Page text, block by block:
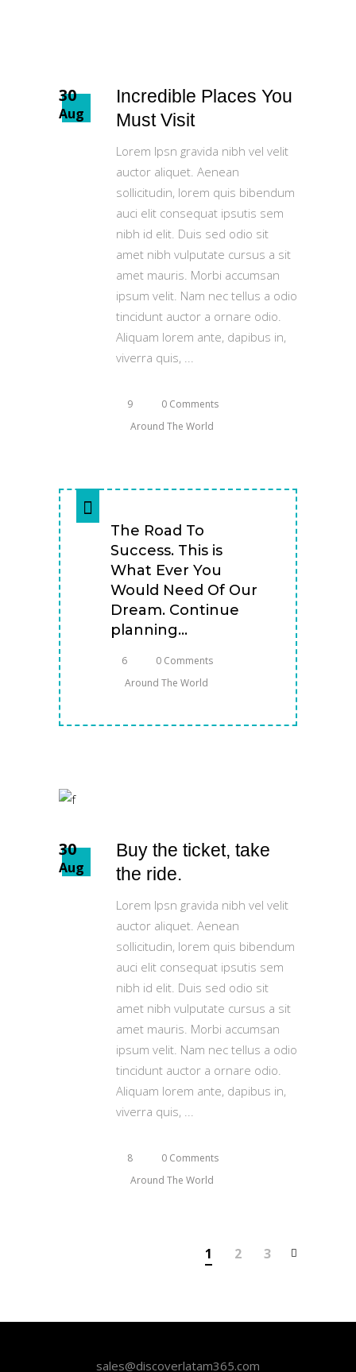
30
Aug
Incredible Places You
Must Visit
Lorem Ipsn gravida nibh vel velit
auctor aliquet. Aenean
sollicitudin, lorem quis bibendum
auci elit consequat ipsutis sem
nibh id elit. Duis sed odio sit
amet nibh vulputate cursus a sit
amet mauris. Morbi accumsan
ipsum velit. Nam nec tellus a odio
tincidunt auctor a ornare odio.
Aliquam lorem ante, dapibus in,
viverra quis,
9
0 Comments
Around The World
The Road To
Success. This is
What Ever You
Would Need Of Our
Dream. Continue
planning...
6
0 Comments
Around The World
30
Aug
Buy the ticket, take
the ride.
Lorem Ipsn gravida nibh vel velit
auctor aliquet. Aenean
sollicitudin, lorem quis bibendum
auci elit consequat ipsutis sem
nibh id elit. Duis sed odio sit
amet nibh vulputate cursus a sit
amet mauris. Morbi accumsan
ipsum velit. Nam nec tellus a odio
tincidunt auctor a ornare odio.
Aliquam lorem ante, dapibus in,
viverra quis,
8
0 Comments
Around The World
1 2 3
sales@discoverlatam365.com